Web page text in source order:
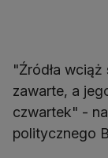
"Źródła
zawarte, a
czwartek" -
politycznego